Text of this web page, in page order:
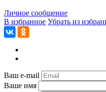
Личное сообщение
В избранное Убрать из
Ваш e-mail
Ваше имя